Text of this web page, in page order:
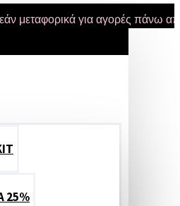
για αγορές πάνω από 47
25%